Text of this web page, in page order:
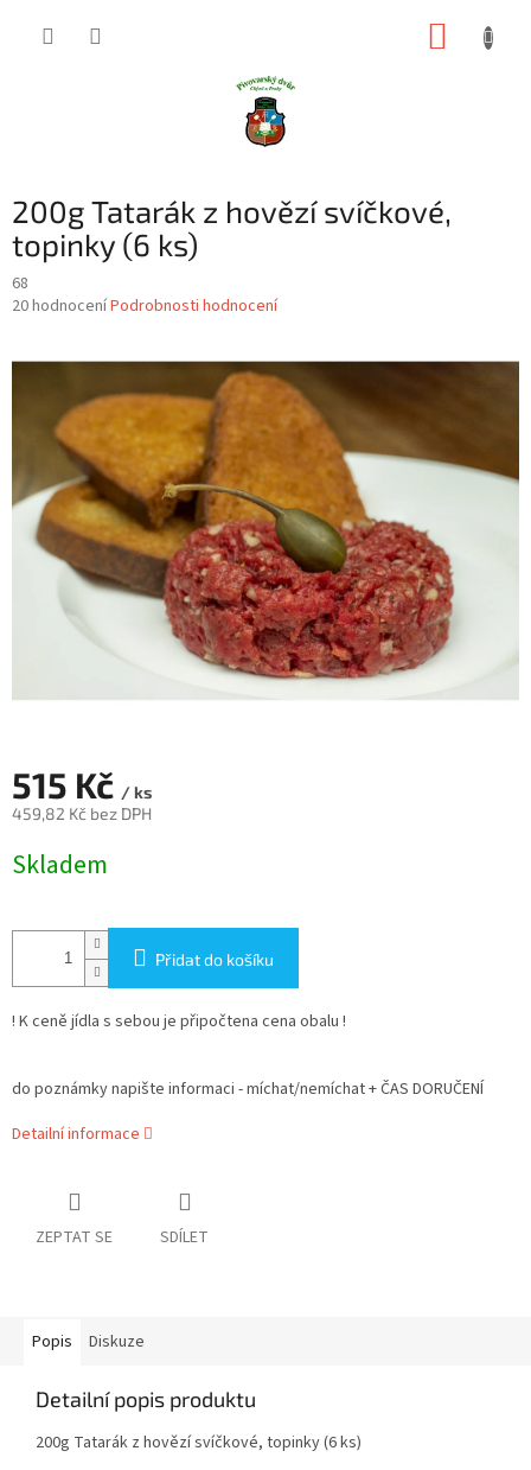
200g Tatarák z hovězí svíčkové,
topinky (6 ks)
68
Průměrné
hvězdiček.
20 hodnoceníPodrobnosti hodnocení
515 Kč / ks
459,82 Kč bez DPH
cena:
Skladem
Přidat do košíku
! K ceně jídla s sebou je připočtena cena obalu !
do poznámky napište informaci - míchat/nemíchat + ČAS DORUČENÍ
Detailní informace
ZEPTAT SE SDÍLET
Popis Diskuze
Detailní popis produktu
200g Tatarák z hovězí svíčkové, topinky (6 ks)